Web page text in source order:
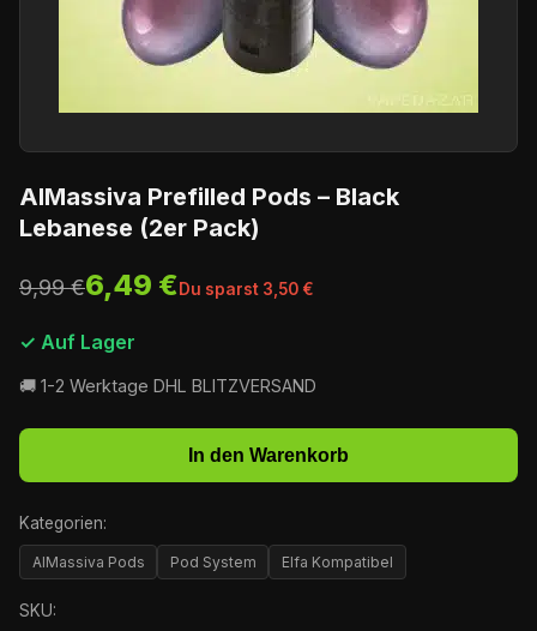
AlMassiva Prefilled Pods – Black
Lebanese (2er Pack)
9,99 €6,49 €Du sparst 3,50 €
✓ Auf Lager
🚚 1-2 Werktage DHL BLITZVERSAND
In den Warenkorb
Kategorien:
AlMassiva Pods Pod System Elfa Kompatibel
SKU: